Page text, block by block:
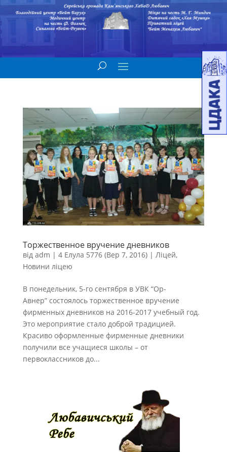
Торжественное вручение дневников
від adm | 4 Елула 5776 (Вер 7, 2016)| Ліцей,
Новини ліцею
В понедельник, 5-го сентября в УВК “Ор-
Авнер” состоялось торжественное вручение
фирменных дневников на 2016-2017 учебный год.
Это мероприятие стало доброй традицией.
Красиво оформленные фирменные дневники
получили все учащиеся школы – от
первоклассников до...